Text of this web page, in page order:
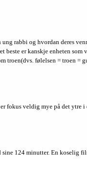
rabbi og hvordan deres
er kanskje enheten
følelsen = troen
veldig mye på det
124 minutter. En koselig